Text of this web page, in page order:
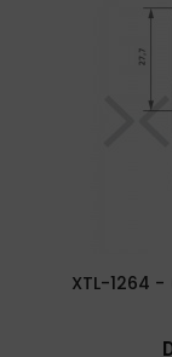
XTL-1264 -